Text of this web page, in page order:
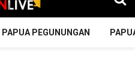
PAPUA PEGUNUNGAN